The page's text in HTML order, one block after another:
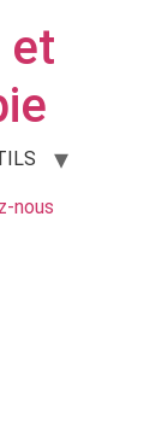
et
nous